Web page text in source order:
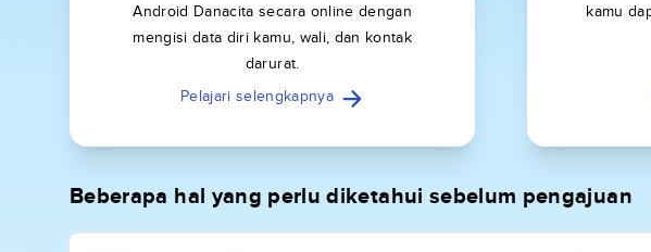
Android Danacita secara online dengan
mengisi data diri kamu, wali, dan kontak
darurat.
Pelajari selengkapnya
kamu
Beberapa hal yang perlu diketahui sebelum pengajuan